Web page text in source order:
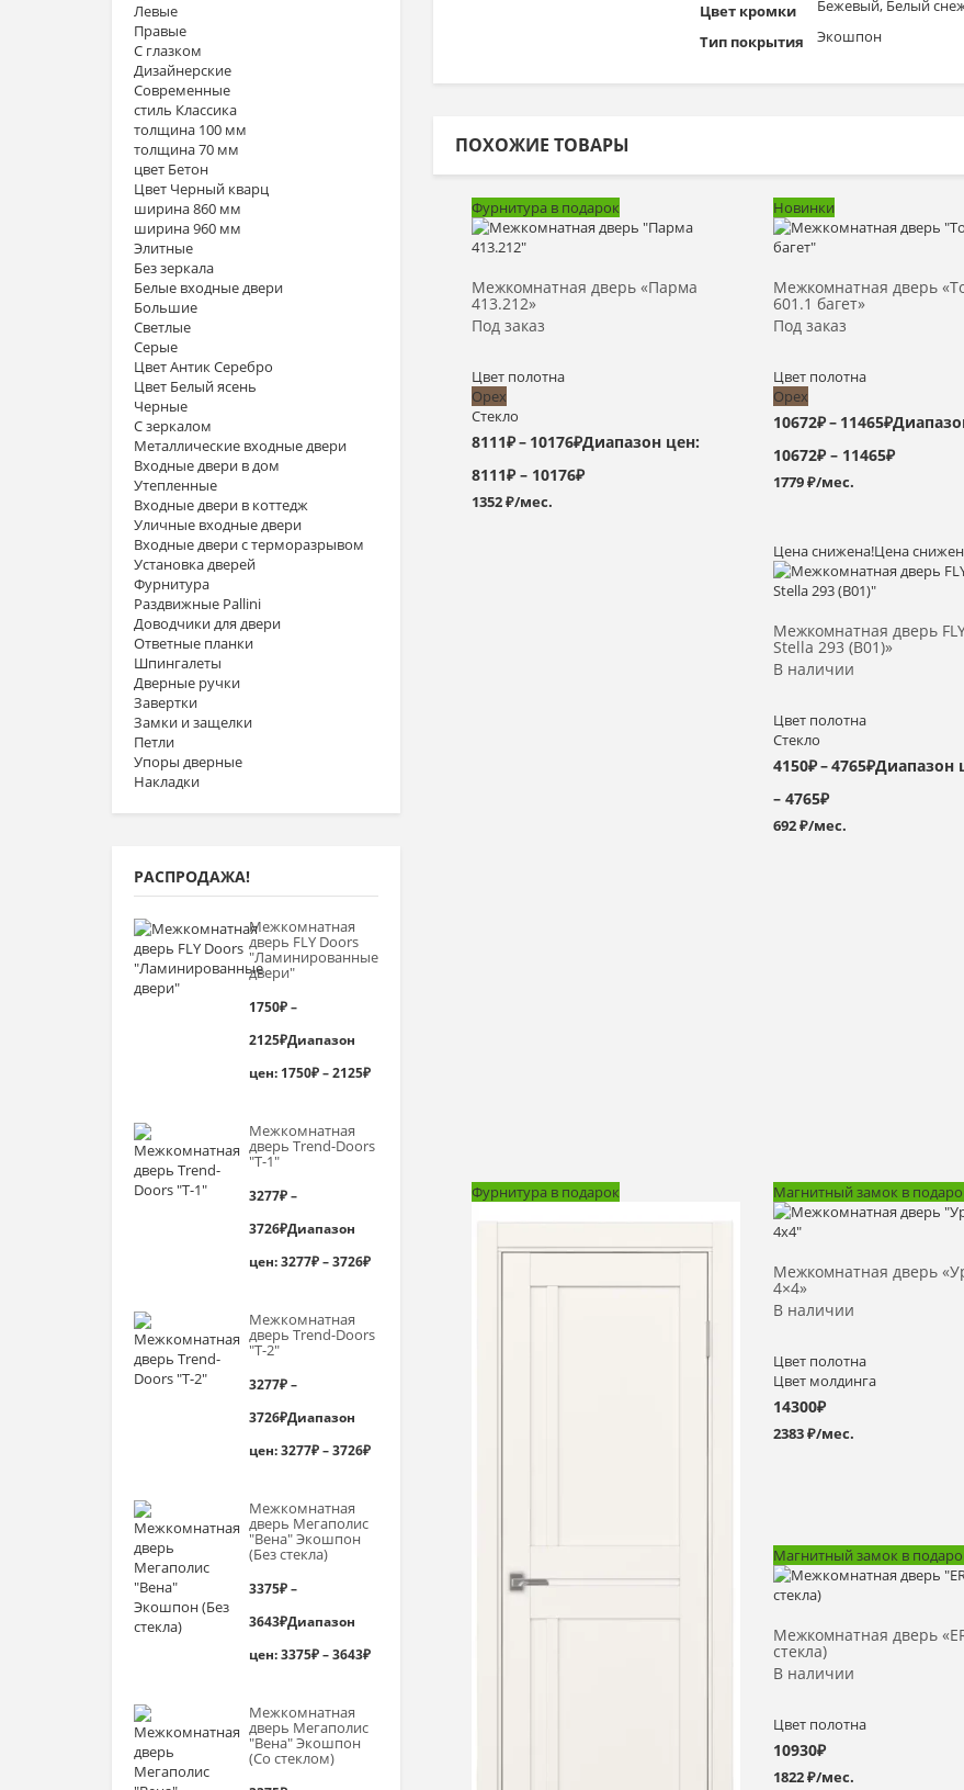
Левые
Правые
С глазком
Дизайнерские
Современные
стиль Классика
толщина 100 мм
толщина 70 мм
цвет Бетон
Цвет Черный кварц
ширина 860 мм
ширина 960 мм
Элитные
Без зеркала
Белые входные двери
Большие
Светлые
Серые
Цвет Антик Серебро
Цвет Белый ясень
Черные
С зеркалом
Металлические входные двери
Входные двери в дом
Утепленные
Входные двери в коттедж
Уличные входные двери
Входные двери с терморазрывом
Установка дверей
Фурнитура
Раздвижные Pallini
Доводчики для двери
Ответные планки
Шпингалеты
Дверные ручки
Завертки
Замки и защелки
Петли
Упоры дверные
Накладки
РАСПРОДАЖА!
Межкомнатная
дверь FLY Doors
"Ламинированные
двери"
1750₽–
2125₽Диапазон
цен: 1750₽ – 2125₽
Межкомнатная
дверь Trend-Doоrs
"Т-1"
3277₽–
3726₽Диапазон
цен: 3277₽ – 3726₽
Межкомнатная
дверь Trend-Doоrs
"Т-2"
3277₽–
3726₽Диапазон
цен: 3277₽ – 3726₽
Межкомнатная
дверь Мегаполис
"Вена" Экошпон
(Без стекла)
3375₽–
3643₽Диапазон
цен: 3375₽ – 3643₽
Межкомнатная
дверь Мегаполис
"Вена" Экошпон
(Со стеклом)
Цвет кромки
Бежевый, Белый
Тип покрытия
Экошпон
ПОХОЖИЕ ТОВАРЫ
Фурнитура в подарок
Межкомнатная дверь «Парма
413.212»
Под заказ
Цвет полотна
Орех
Стекло
8111₽– 10176₽Диапазон цен:
8111₽ – 10176₽
1352 ₽/мес.
Выбрать >
Новинки
Межкомнатная дверь
601.1 багет»
Под заказ
Цвет полотна
Орех
10672₽– 11465₽
10672₽ – 11465₽
1779 ₽/мес.
Выбрать >
Цена снижена!Цена
Межкомнатная дверь
Stella 293 (B01)»
В наличии
Цвет полотна
Стекло
4150₽–4765₽Диапазон
– 4765₽
692 ₽/мес.
Выбрать >
Фурнитура в подарок
Магнитный замок в
Межкомнатная дверь
4×4»
В наличии
Цвет полотна
Цвет молдинга
14300₽
2383 ₽/мес.
Выбрать >
Магнитный замок в
Межкомнатная дверь
стекла)
В наличии
Цвет полотна
10930₽
1822 ₽/мес.
Выбрать >